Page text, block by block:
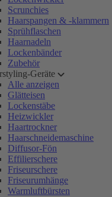
Scrunchies
Haarspangen & -klammern
Sprühflaschen
Haarnadeln
Lockenbänder
Zubehör
Geräte
Alle anzeigen
Glätteisen
Lockenstäbe
Heizwickler
Haartrockner
Haarschneidemaschine
Diffusor-Fön
Effilierschere
Friseurschere
Friseurumhänge
Warmluftbürsten